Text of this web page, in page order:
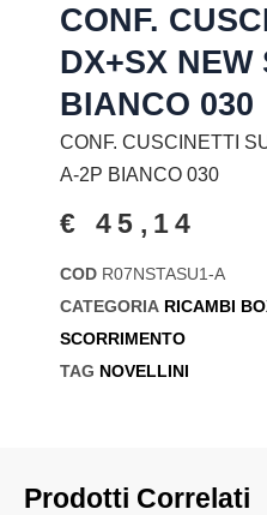
CONF.
DX+SX NEW
BIANCO 030
CONF. CUSCINETTI
A-2P BIANCO 030
€ 45,14
COD R07NSTASU1-A
CATEGORIA RICAMBI
SCORRIMENTO
TAG NOVELLINI
Prodotti Correlati